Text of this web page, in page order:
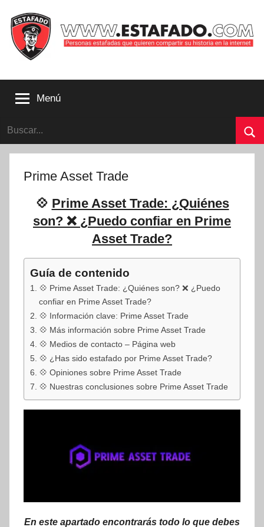
contenido
que
compartir
su
internet
Estafado.com
Menú
Buscar:
Prime Asset Trade
💠 Prime Asset Trade: ¿Quiénes
son? ❌ ¿Puedo confiar en Prime
Asset Trade?
Guía de contenido
💠 Prime Asset Trade: ¿Quiénes son? ❌ ¿Puedo
confiar en Prime Asset Trade?
💠 Información clave: Prime Asset Trade
💠 Más información sobre Prime Asset Trade
💠 Medios de contacto – Página web
💠 ¿Has sido estafado por Prime Asset Trade?
💠 Opiniones sobre Prime Asset Trade
💠 Nuestras conclusiones sobre Prime Asset Trade
En este apartado encontrarás todo lo que debes